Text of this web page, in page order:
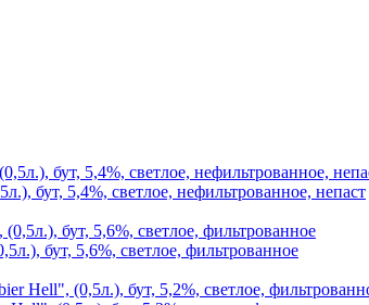
бут, 5,4%, светлое, нефильтрованное, непаст
бут, 5,6%, светлое, фильтрованное